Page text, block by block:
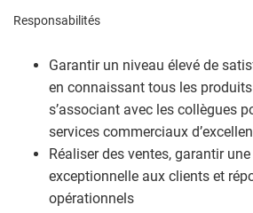
Responsabilités
Garantir un niveau élevé de
en connaissant tous les
s’associant avec les collègues
services commerciaux
Réaliser des ventes, garantir
exceptionnelle aux clients et
opérationnels